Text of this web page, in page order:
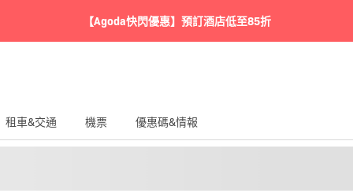
【Agoda快閃優惠】預訂酒店低至85折
租車&交通 機票 優惠碼&情報